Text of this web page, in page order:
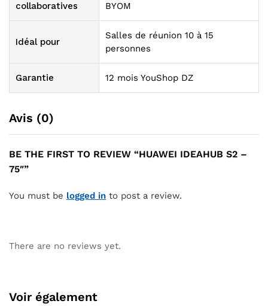
collaboratives
BYOM
Idéal pour
Salles de réunion 10 à 15
personnes
Garantie 12 mois YouShop DZ
Avis (0)
BE THE FIRST TO REVIEW “HUAWEI IDEAHUB S2 –
75″”
You must be logged in to post a review.
There are no reviews yet.
Voir également